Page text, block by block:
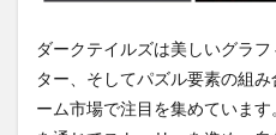
ダークテイルズは美しいグラ
ター、そしてパズル要素の組
ーム市場で注目を集めていま